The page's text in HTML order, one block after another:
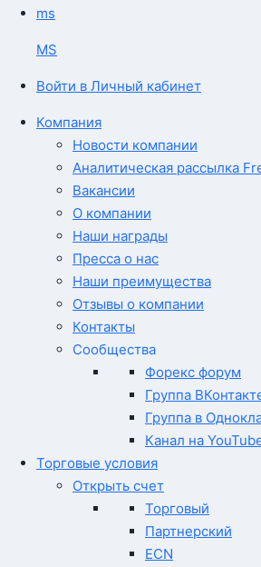
ms
MS
Войти в Личный кабинет
Компания
Новости компании
Аналитическая рассылка
Вакансии
О компании
Наши награды
Пресса о нас
Наши преимущества
Отзывы о компании
Контакты
Сообщества
Форекс форум
Группа
Группа в
Канал на
Торговые условия
Открыть счет
Торговый
Партнерский
ECN